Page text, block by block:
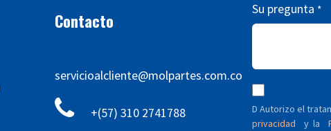
Contacto
servicioalcliente@molpartes.com.co
+(57) 310 2741788
Su pregunta *
D Autorizo ​​el
privacidad
y la